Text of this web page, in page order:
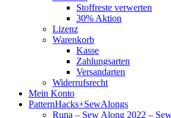
Stoffreste verwerten
30% Aktion
Lizenz
Warenkorb
Kasse
Zahlungsarten
Versandarten
Widerrufsrecht
Mein Konto
PatternHacks+SewAlongs
Runa – Sew Along 2022 –